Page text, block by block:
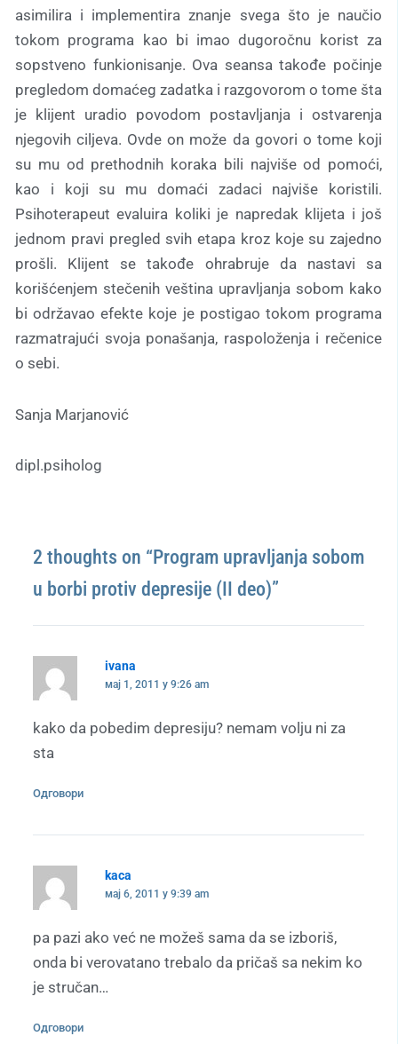
asimilira i implementira znanje svega što je naučio
tokom programa kao bi imao dugoročnu korist za
sopstveno funkionisanje. Ova seansa takođe počinje
pregledom domaćeg zadatka i razgovorom o tome šta
je klijent uradio povodom postavljanja i ostvarenja
njegovih ciljeva. Ovde on može da govori o tome koji
su mu od prethodnih koraka bili najviše od pomoći,
kao i koji su mu domaći zadaci najviše koristili.
Psihoterapeut evaluira koliki je napredak klijeta i još
jednom pravi pregled svih etapa kroz koje su zajedno
prošli. Klijent se takođe ohrabruje da nastavi sa
korišćenjem stečenih veština upravljanja sobom kako
bi održavao efekte koje je postigao tokom programa
razmatrajući svoja ponašanja, raspoloženja i rečenice
o sebi.
Sanja Marjanović
dipl.psiholog
2 thoughts on “Program upravljanja sobom
u borbi protiv depresije (II deo)”
ivana
мај 1, 2011 у 9:26 am
kako da pobedim depresiju? nemam volju ni za
sta
Одговори
kaca
мај 6, 2011 у 9:39 am
pa pazi ako već ne možeš sama da se izboriš,
onda bi verovatano trebalo da pričaš sa nekim ko
je stručan…
Одговори